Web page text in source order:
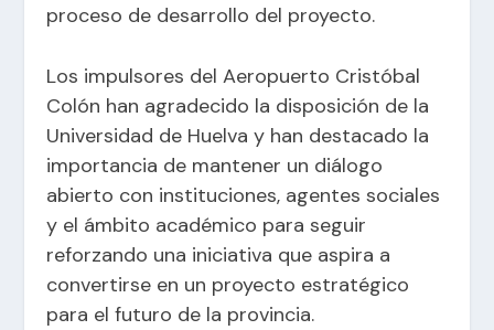
proceso de desarrollo del proyecto.
Los impulsores del Aeropuerto Cristóbal
Colón han agradecido la disposición de la
Universidad de Huelva y han destacado la
importancia de mantener un diálogo
abierto con instituciones, agentes sociales
y el ámbito académico para seguir
reforzando una iniciativa que aspira a
convertirse en un proyecto estratégico
para el futuro de la provincia.